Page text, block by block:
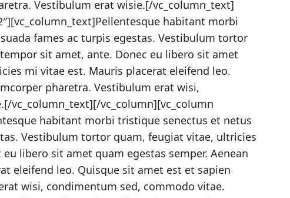
Vestibulum erat wisie.[/vc_column_text]
habitant morbi
fames ac turpis egestas. Vestibulum tortor
sit amet, ante. Donec eu libero sit amet
mi vitae est. Mauris placerat eleifend leo.
pharetra. Vestibulum erat wisi,
vc_column_text][/vc_column][vc_column
habitant morbi tristique senectus et netus
Vestibulum tortor quam, feugiat vitae, ultricies
libero sit amet quam egestas semper. Aenean
eleifend leo. Quisque sit amet est et sapien
wisi, condimentum sed, commodo vitae.